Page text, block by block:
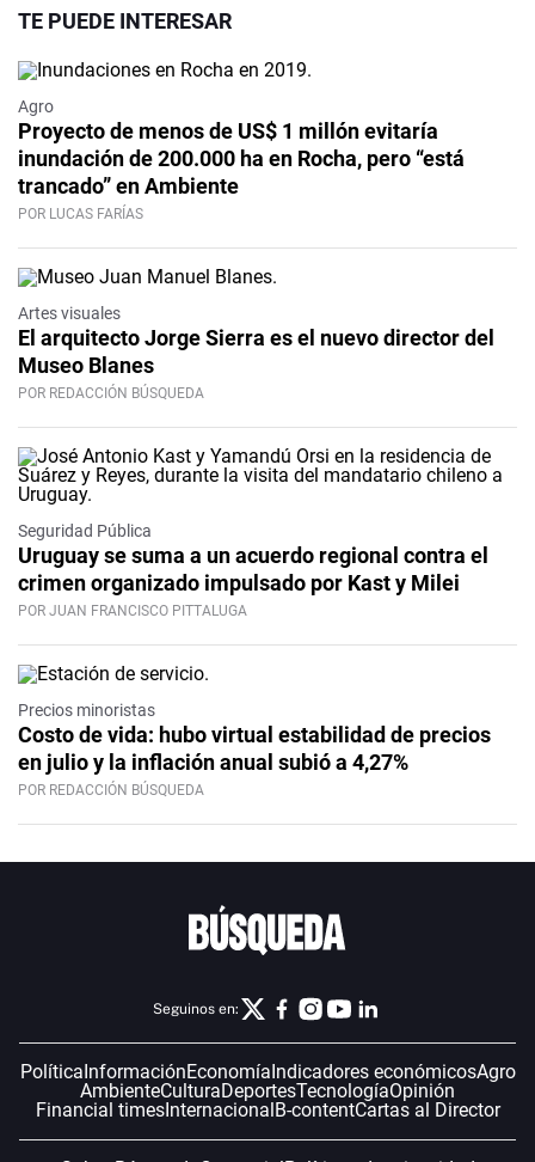
TE PUEDE INTERESAR
Agro
Proyecto de menos de US$ 1 millón evitaría
inundación de 200.000 ha en Rocha, pero “está
trancado” en Ambiente
POR LUCAS FARÍAS
Artes visuales
El arquitecto Jorge Sierra es el nuevo director del
Museo Blanes
POR REDACCIÓN BÚSQUEDA
Seguridad Pública
Uruguay se suma a un acuerdo regional contra el
crimen organizado impulsado por Kast y Milei
POR JUAN FRANCISCO PITTALUGA
Precios minoristas
Costo de vida: hubo virtual estabilidad de precios
en julio y la inflación anual subió a 4,27%
POR REDACCIÓN BÚSQUEDA
Seguinos en:
PolíticaInformaciónEconomíaIndicadores económicosAgro
AmbienteCulturaDeportesTecnologíaOpinión
Financial timesInternacionalB-contentCartas al Director